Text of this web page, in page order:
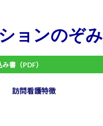
ョンのぞみ
書（PDF）
訪問看護特徴